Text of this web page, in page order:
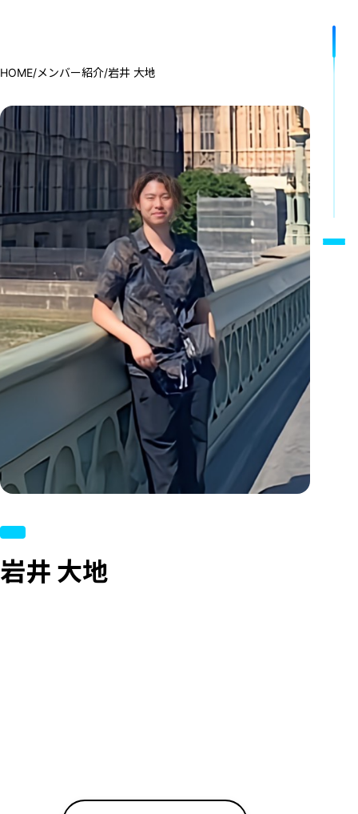
事業内容
会社概要
ABOUT US
ニュース
NEWS
RECRUIT
お問い合わせ
HOME/メンバー紹介/岩井 大地
岩井 大地